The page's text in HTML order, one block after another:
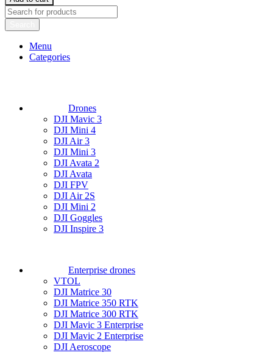
Menu
Categories
Drones
DJI Mavic 3
DJI Mini 4
DJI Air 3
DJI Mini 3
DJI Avata 2
DJI Avata
DJI FPV
DJI Air 2S
DJI Mini 2
DJI Goggles
DJI Inspire 3
Enterprise drones
VTOL
DJI Matrice 30
DJI Matrice 350 RTK
DJI Matrice 300 RTK
DJI Mavic 3 Enterprise
DJI Mavic 2 Enterprise
DJI Aeroscope